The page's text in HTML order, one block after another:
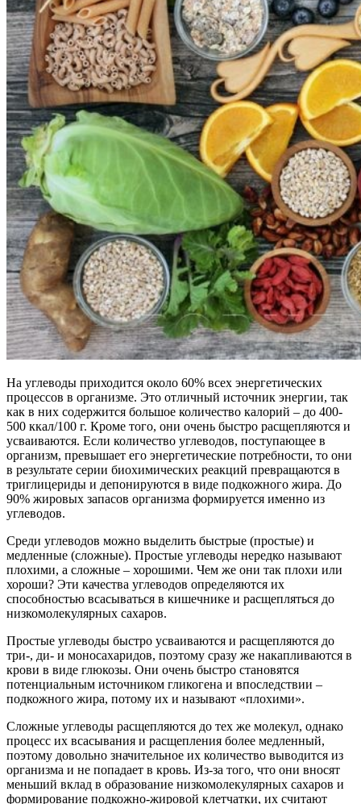
На углеводы приходится около 60% всех энергетических
процессов в организме. Это отличный источник энергии, так
как в них содержится большое количество калорий – до 400-
500 ккал/100 г. Кроме того, они очень быстро расщепляются и
усваиваются. Если количество углеводов, поступающее в
организм, превышает его энергетические потребности, то они
в результате серии биохимических реакций превращаются в
триглицериды и депонируются в виде подкожного жира. До
90% жировых запасов организма формируется именно из
углеводов.
Среди углеводов можно выделить быстрые (простые) и
медленные (сложные). Простые углеводы нередко называют
плохими, а сложные – хорошими. Чем же они так плохи или
хороши? Эти качества углеводов определяются их
способностью всасываться в кишечнике и расщепляться до
низкомолекулярных сахаров.
Простые углеводы быстро усваиваются и расщепляются до
три-, ди- и моносахаридов, поэтому сразу же накапливаются в
крови в виде глюкозы. Они очень быстро становятся
потенциальным источником гликогена и впоследствии –
подкожного жира, потому их и называют «плохими».
Сложные углеводы расщепляются до тех же молекул, однако
процесс их всасывания и расщепления более медленный,
поэтому довольно значительное их количество выводится из
организма и не попадает в кровь. Из-за того, что они вносят
меньший вклад в образование низкомолекулярных сахаров и
формирование подкожно-жировой клетчатки, их считают